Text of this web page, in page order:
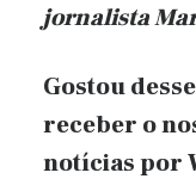
jornalista
Gostou
receber o
notícias por